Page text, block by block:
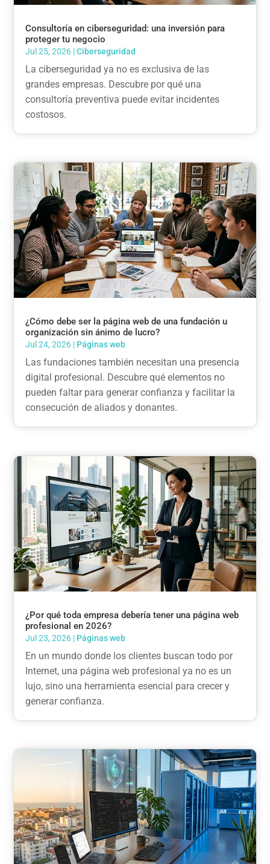
Consultoría en ciberseguridad: una inversión para
proteger tu negocio
Jul 25, 2026 |Ciberseguridad
La ciberseguridad ya no es exclusiva de las
grandes empresas. Descubre por qué una
consultoría preventiva puede evitar incidentes
costosos.
¿Cómo debe ser la página web de una fundación u
organización sin ánimo de lucro?
Jul 24, 2026 | Páginas web
Las fundaciones también necesitan una presencia
digital profesional. Descubre qué elementos no
pueden faltar para generar confianza y facilitar la
consecución de aliados y donantes.
¿Por qué toda empresa debería tener una página web
profesional en 2026?
Jul 23, 2026 | Páginas web
En un mundo donde los clientes buscan todo por
Internet, una página web profesional ya no es un
lujo, sino una herramienta esencial para crecer y
generar confianza.